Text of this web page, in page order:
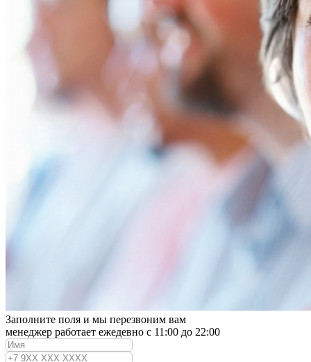
Заполните поля и мы перезвоним вам
менеджер работает ежедевно с 11:00 до 22:00